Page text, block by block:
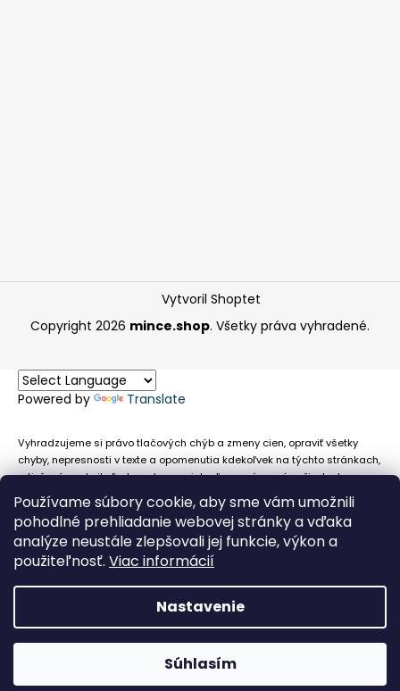
Používame súbory cookie, aby sme vám umožnili
pohodlné prehliadanie webovej stránky a vďaka
analýze neustále zlepšovali jej funkcie, výkon a
použiteľnosť. Viac informácií
Nastavenie
Súhlasím
Vytvoril Shoptet
Copyright 2026 mince.shop. Všetky práva vyhradené.
Messenger
Powered by Translate
Vyhradzujeme si právo tlačových chýb a zmeny cien, opraviť všetky
chyby, nepresnosti v texte a opomenutia kdekoľvek na týchto stránkach,
a tiež právo akejkoľvek osobe zamietnuť neoprávnenú požiadavku na
chybne uvedený text. Na stránkach sa môžu vyskytnúť technické
nepresnosti a typografické chyby alebo opomenutia v súvislosti s
informáciami zobrazenými na týchto stránkach, nevyplýva nám žiadna
povinnosť ani zodpovednosť v prípade, že sa spoliehajú na nepresné
informácie poskytované na týchto stránkach.